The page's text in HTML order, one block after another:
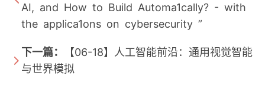
AI, and How to Build Automa1cally? - with
the applica1ons on cybersecurity ”
下一篇：
【06-18】人工智能前沿：通用视觉智能
与世界模拟